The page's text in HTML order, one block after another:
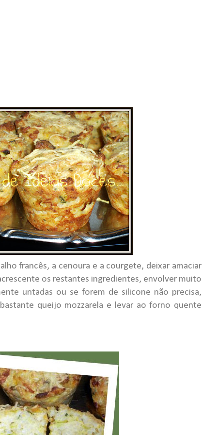
francês, a cenoura e a courgete, deixar amaciar
os restantes ingredientes, envolver muito
untadas ou se forem de silicone não precisa,
queijo mozzarela e levar ao forno quente